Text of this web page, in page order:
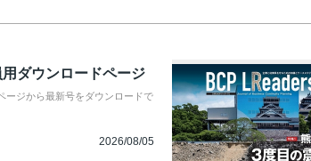
ダウンロードページ
ージから最新号をダウンロードで
2026/08/05